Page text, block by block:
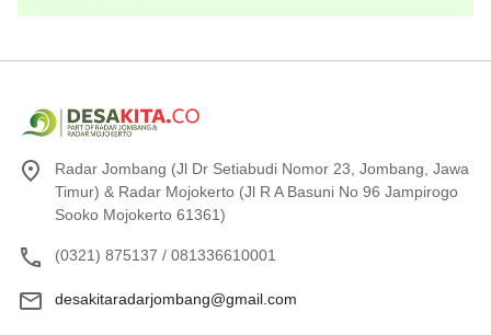
Radar Jombang (Jl Dr Setiabudi Nomor 23, Jombang, Jawa
Timur) & Radar Mojokerto (Jl R A Basuni No 96 Jampirogo
Sooko Mojokerto 61361)
(0321) 875137 / 081336610001
desakitaradarjombang@gmail.com